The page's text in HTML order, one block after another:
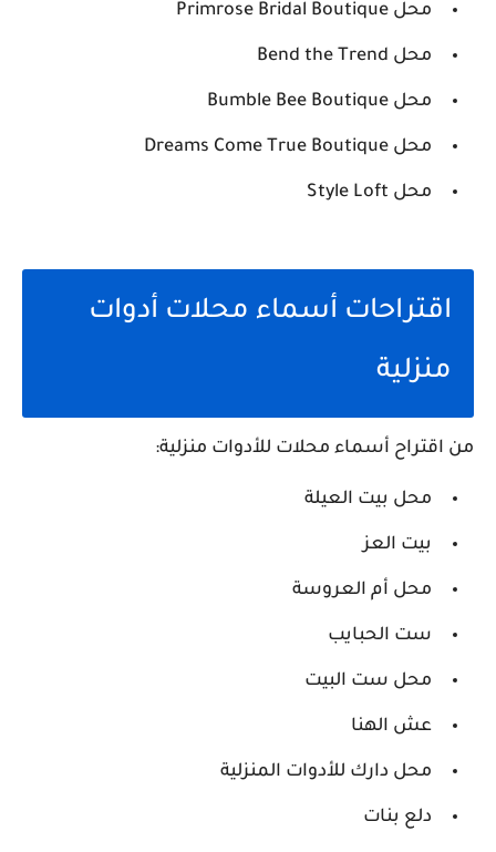
محل Primrose Bridal Boutique
محل Bend the Trend
محل Bumble Bee Boutique
محل Dreams Come True Boutique
محل Style Loft
اقتراحات أسماء محلات أدوات
منزلية
من اقتراح أسماء محلات للأدوات منزلية:
محل بيت العيلة
بيت العز
محل أم العروسة
ست الحبايب
محل ست البيت
عش الهنا
محل دارك للأدوات المنزلية
دلع بنات